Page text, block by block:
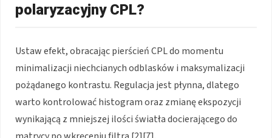
polaryzacyjny CPL?
Ustaw efekt, obracając pierścień CPL do momentu
minimalizacji niechcianych odblasków i maksymalizacji
pożądanego kontrastu. Regulacja jest płynna, dlatego
warto kontrolować histogram oraz zmianę ekspozycji
wynikającą z mniejszej ilości światła docierającego do